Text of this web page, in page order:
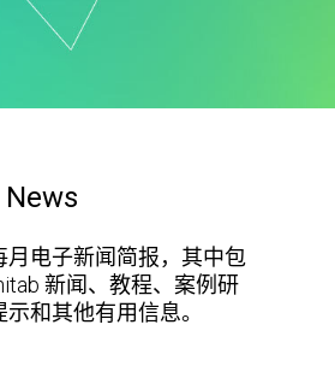
月电子新闻简报，其中包
新闻、教程、案例研
和其他有用信息。